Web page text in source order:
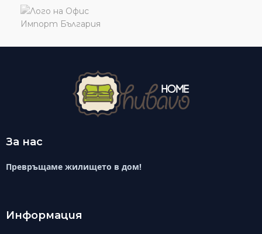
За нас
Превръщаме жилището в дом!
Информация